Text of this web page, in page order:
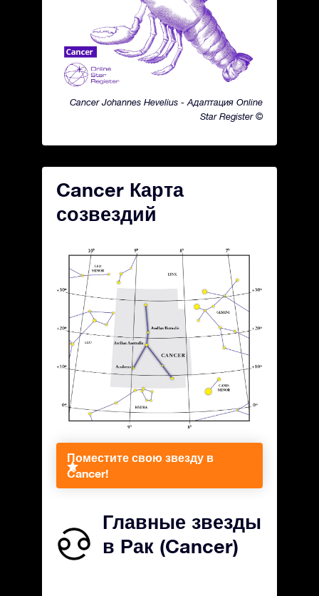
Cancer Johannes Hevelius - Адаптация Online
Star Register ©
Cancer Карта
созвездий
Поместите свою звезду в
Cancer!
Главные звезды
в Рак (Cancer)